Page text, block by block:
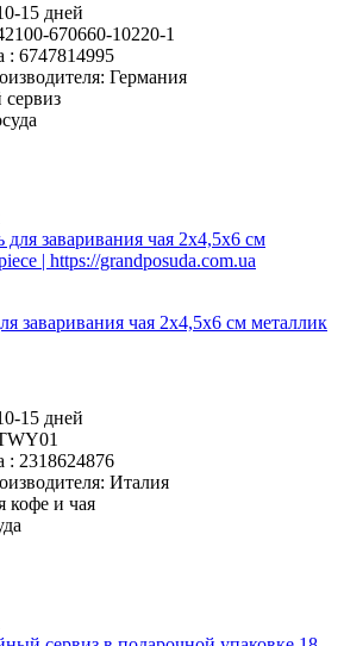
15 дней
670660-10220-1
: 6747814995
Германия
заваривания чая 2x4,5x6 см металлик
15 дней
: 2318624876
Италия
кофе и чая